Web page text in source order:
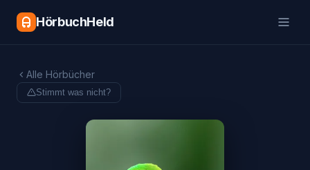
HörbuchHeld
Alle Hörbücher
Stimmt was nicht?